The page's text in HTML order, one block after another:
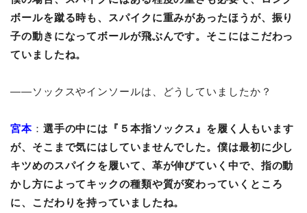
ボールを蹴る時も、スパイクに重みがあったほうが、振り
子の動きになってボールが飛ぶんです。そこにはこだわっ
ていましたね。
――ソックスやインソールは、どうしていましたか？
宮本： 選手の中には『５本指ソックス』を履く人もいます
が、そこまで気にはしていませんでした。僕は最初に少し
キツめのスパイクを履いて、革が伸びていく中で、指の動
かし方によってキックの種類や質が変わっていくところ
に、こだわりを持っていましたね。